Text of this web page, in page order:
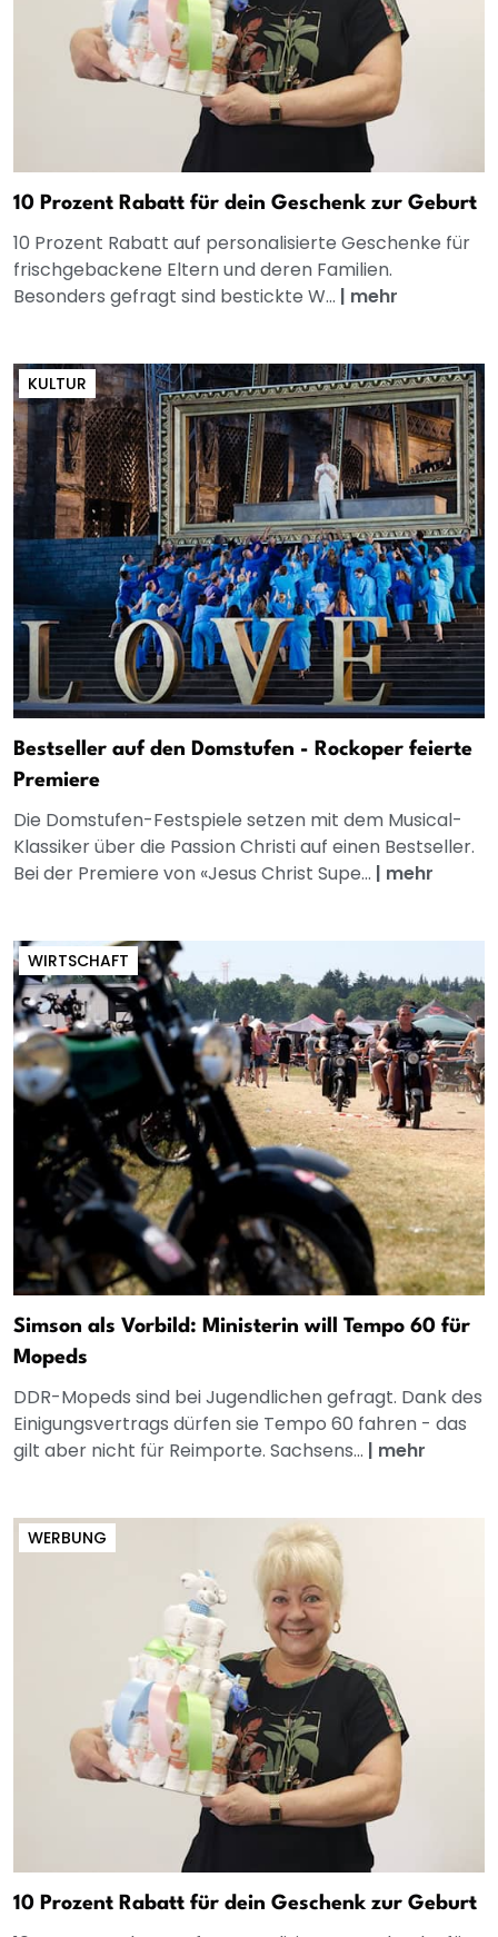
10 Prozent Rabatt für dein Geschenk zur Geburt
10 Prozent Rabatt auf personalisierte Geschenke für
frischgebackene Eltern und deren Familien.
Besonders gefragt sind bestickte W... | mehr
KULTUR
Bestseller auf den Domstufen - Rockoper feierte
Premiere
Die Domstufen-Festspiele setzen mit dem Musical-
Klassiker über die Passion Christi auf einen Bestseller.
Bei der Premiere von «Jesus Christ Supe... | mehr
WIRTSCHAFT
Simson als Vorbild: Ministerin will Tempo 60 für
Mopeds
DDR-Mopeds sind bei Jugendlichen gefragt. Dank des
Einigungsvertrags dürfen sie Tempo 60 fahren - das
gilt aber nicht für Reimporte. Sachsens... | mehr
WERBUNG
10 Prozent Rabatt für dein Geschenk zur Geburt